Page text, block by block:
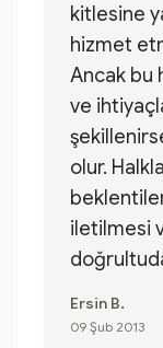
kitlesine
hizmet
Ancak bu
ve
olur.
iletilmesi
Ersin B.
09 Şub 2013